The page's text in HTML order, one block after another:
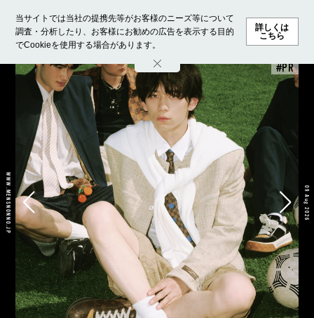
当サイトでは当社の提携先等がお客様のニーズ等について
調査・分析したり、お客様にお勧めの広告を表示する目的
でCookieを使用する場合があります。
詳しくは
こちら
WWW.MENSNONNO.JP 09 Aug 2026